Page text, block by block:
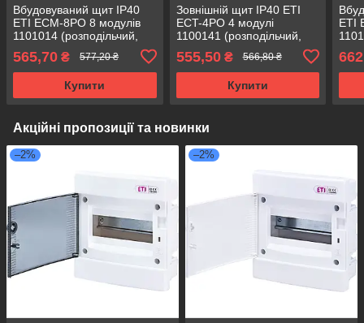
Вбудовуваний щит IP40
ETI ECM-8PO 8 модулів
1101014 (розподільчий,
дверцятами)
565,70 ₴ 577,20 ₴
Купити
Зовнішній щит IP40 ETI
ECT-4PO 4 модулі
1100141 (розподільчий,
білими дверцятами)
555,50₴ 566,80 ₴
Купити
ETI
Акційні пропозиції та новинки
–2% –2%